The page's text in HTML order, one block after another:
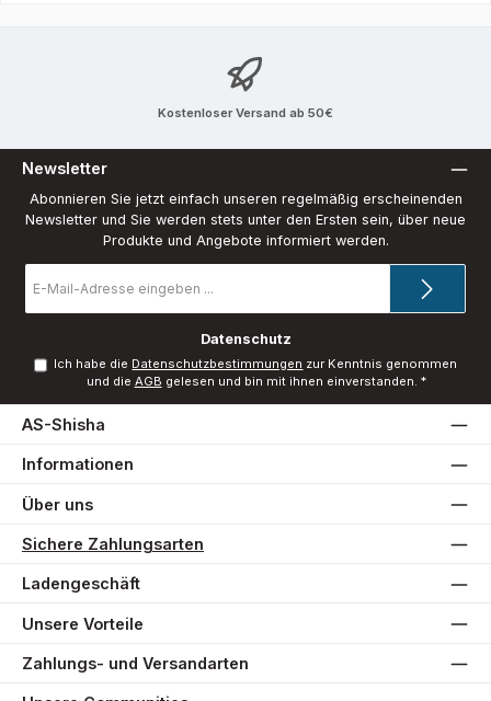
Kostenloser Versand ab 50€
Newsletter
Abonnieren Sie jetzt einfach unseren regelmäßig erscheinenden
Newsletter und Sie werden stets unter den Ersten sein, über neue
Produkte und Angebote informiert werden.
Mail-
Datenschutz
Ich habe die Datenschutzbestimmungen zur Kenntnis genommen
und die AGB gelesen und bin mit ihnen einverstanden. *
AS-Shisha
Informationen
Über uns
Sichere Zahlungsarten
Ladengeschäft
Unsere Vorteile
Zahlungs- und Versandarten